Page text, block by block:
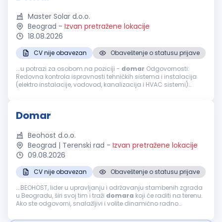
Master Solar d.o.o.
Beograd - Izvan pretražene lokacije
18.08.2026
CV nije obavezan
Obaveštenje o statusu prijave
...u potrazi za osobom na poziciji - domar Odgovornosti:
Redovna kontrola ispravnosti tehničkih sistema i instalacija
(elektro instalacije, vodovod, kanalizacija i HVAC sistemi)
Domar
Beohost d.o.o.
Beograd | Terenski rad - Izvan pretražene lokacije
09.08.2026
CV nije obavezan
Obaveštenje o statusu prijave
...BEOHOST, lider u upravljanju i održavanju stambenih zgrada
u Beogradu, širi svoj tim i traži domara koji će raditi na terenu.
Ako ste odgovorni, snalažljivi i volite dinamično radno